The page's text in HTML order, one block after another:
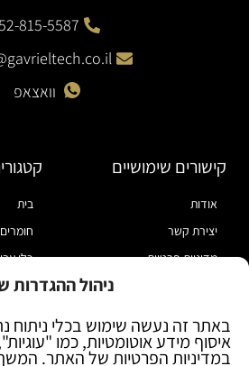
ניהול ההגדרות
באתר זה נעשה שימוש בכלי ניתוח
איסוף מידע אוטומטיות, כמו
במדיניות הפרטיות של האתר.
815-5587
וואצאפ
קישורים שימושיים
אודות
יצירת קשר
מדיניות פרטיות
בלוג
בית
חומרים
כלי
מוצרי
ספקי